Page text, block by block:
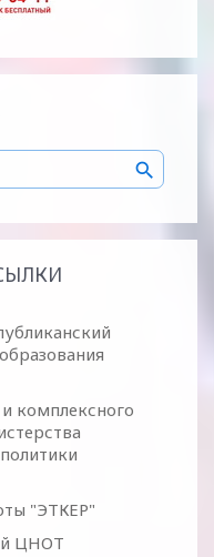
комплексного
"ЭТКЕР"
ЦНОТ